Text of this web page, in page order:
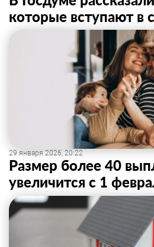
которые вступают в
29 января 2026, 20:22
Размер более 40
увеличится с 1